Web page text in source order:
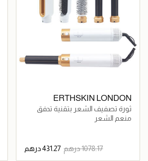
ERTHSKIN LONDON
ثورة تصفيف الشعر بتقنية تدفق
الهواء 5 في 1
منعم الشعر
⁦1078.17⁩ درهم